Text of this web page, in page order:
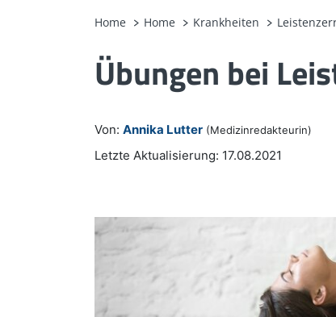
Home Home Krankheiten
Übungen bei
Von: Annika Lutter (Medizinredakteurin)
Letzte Aktualisierung: 17.08.2021